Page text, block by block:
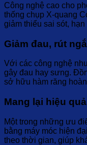
Công nghệ cao cho
thống chụp X-quang
giảm thiểu sai sót,
Giảm đau, rút
Với các công nghệ
gây đau hay sưng.
sở hữu hàm răng
Mang lại hiệu
Một trong những ưu
bằng máy móc hiện
theo thời gian, giúp